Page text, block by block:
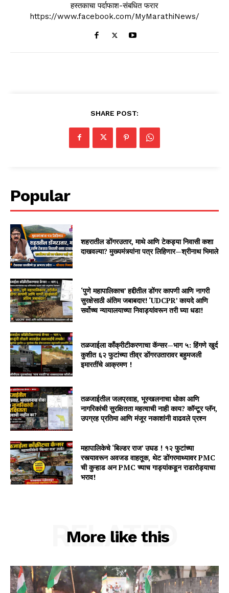
हस्तकाचा पर्दाफाश-संबधित फरार
https://www.facebook.com/MyMarathiNews/
SHARE POST:
Popular
शहरातील डोंगरउतार, माथे आणि टेकड्या निवासी कशा
दाखवल्या? मुख्यमंत्र्यांना पत्र लिहिणार—श्रीनाथ भिमाले
‘पुणे महापालिकाच’ हद्दीतील डोंगर कापणी आणि नागरी
सुरक्षेसाठी अंतिम जबाबदार! ‘UDCPR’ कायदे आणि
सर्वोच्च न्यायालयाच्या निवाड्यांवरून तरी घ्या धडा!
तळजाईला काँक्रीटीकरणाचा कॅन्सर—भाग ५: हिंगणे खुर्द
कुशीत ६२ फुटांच्या तीव्र डोंगरउतारावर बहुमजली
इमारतींचे आक्रमण !
तळजाईतील जलप्रवाह, भूस्खलनाचा धोका आणि
नागरिकांची सुरक्षितता महत्वाची नाही काय? कॉन्टूर प्लॅन,
उपग्रह प्रतिमा आणि मंजूर नकाशांनी वाढवले प्रश्न
महापालिकेचे ‘बिल्डर राज’ उघड ! १२ फुटांच्या
रस्त्यावरून अवजड वाहतूक, थेट डोंगरमाथ्यावर PMC
ची कुऱ्हाड अन PMC च्याच गाड्यांकडून राडारोड्याचा
भराव!
More like this
RELATED